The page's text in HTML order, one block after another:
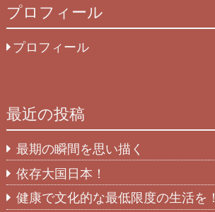
プロフィール
プロフィール
最近の投稿
最期の瞬間を思い描く
依存大国日本！
健康で文化的な最低限度の生活を！